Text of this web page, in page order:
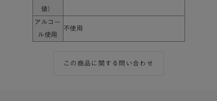
値）
アルコー
ル使用
不使用
この商品に関する問い合わせ